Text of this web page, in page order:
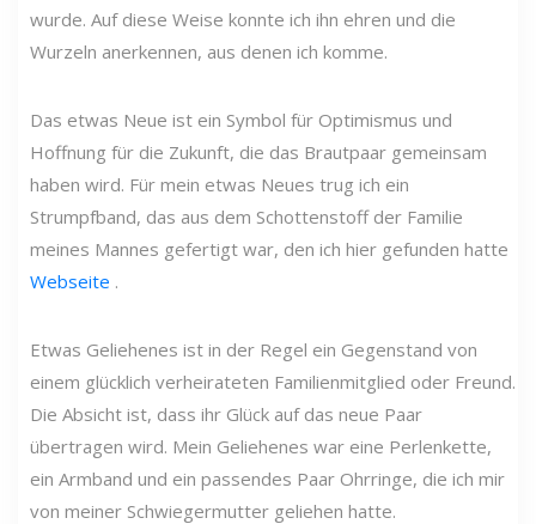
wurde. Auf diese Weise konnte ich ihn ehren und die
Wurzeln anerkennen, aus denen ich komme.
Das etwas Neue ist ein Symbol für Optimismus und
Hoffnung für die Zukunft, die das Brautpaar gemeinsam
haben wird. Für mein etwas Neues trug ich ein
Strumpfband, das aus dem Schottenstoff der Familie
meines Mannes gefertigt war, den ich hier gefunden hatte
Webseite .
Etwas Geliehenes ist in der Regel ein Gegenstand von
einem glücklich verheirateten Familienmitglied oder Freund.
Die Absicht ist, dass ihr Glück auf das neue Paar
übertragen wird. Mein Geliehenes war eine Perlenkette,
ein Armband und ein passendes Paar Ohrringe, die ich mir
von meiner Schwiegermutter geliehen hatte.